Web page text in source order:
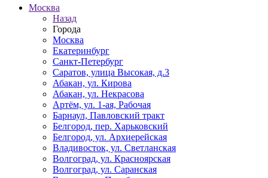
Москва
Назад
Города
Москва
Екатеринбург
Санкт-Петербург
Саратов, улица Высокая, д.3
Абакан, ул. Кирова
Абакан, ул. Некрасова
Артём, ул. 1-ая, Рабочая
Барнаул, Павловский тракт
Белгород, пер. Харьковский
Белгород, ул. Архиерейская
Владивосток, ул. Светланская
Волгоград, ул. Красноярская
Волгоград, ул. Саранская